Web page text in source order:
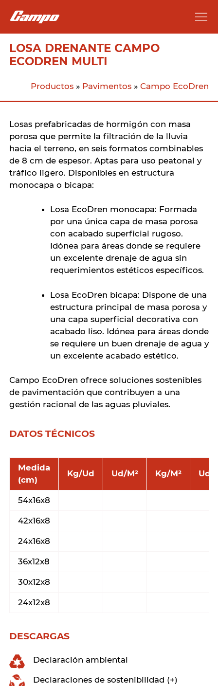
LOSA DRENANTE CAMPO
ECODREN MULTI
Productos » Pavimentos »Campo EcoDren
Losas prefabricadas de hormigón con masa
porosa que permite la filtración de la lluvia
hacia el terreno, en seis formatos combinables
de 8 cm de espesor. Aptas para uso peatonal y
tráfico ligero. Disponibles en estructura
monocapa o bicapa:
Losa EcoDren monocapa: Formada
por una única capa de masa porosa
con acabado superficial rugoso.
Idónea para áreas donde se requiere
un excelente drenaje de agua sin
requerimientos estéticos específicos.
Losa EcoDren bicapa: Dispone de una
estructura principal de masa porosa y
una capa superficial decorativa con
acabado liso. Idónea para áreas donde
se requiere un buen drenaje de agua y
un excelente acabado estético.
Campo EcoDren ofrece soluciones sostenibles
de pavimentación que contribuyen a una
gestión racional de las aguas pluviales.
DATOS TÉCNICOS
Medida
(cm)
Kg/Ud Ud/M² Kg/M² Ud/
54x16x8
42x16x8
24x16x8
36x12x8
30x12x8
24x12x8
DESCARGAS
Declaración ambiental
Declaraciones de sostenibilidad (+)